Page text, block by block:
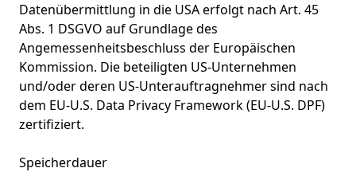
Datenübermittlung in die USA erfolgt nach Art. 45
Abs. 1 DSGVO auf Grundlage des
Angemessenheitsbeschluss der Europäischen
Kommission. Die beteiligten US-Unternehmen
und/oder deren US-Unterauftragnehmer sind nach
dem EU-U.S. Data Privacy Framework (EU-U.S. DPF)
zertifiziert.
Speicherdauer